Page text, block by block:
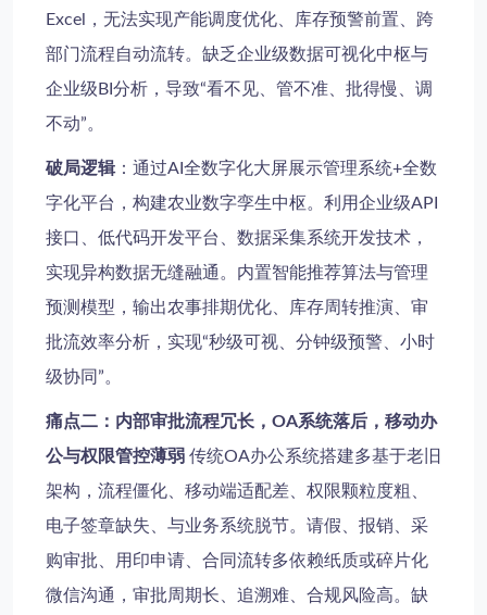
Excel，无法实现产能调度优化、库存预警前置、跨
部门流程自动流转。缺乏企业级数据可视化中枢与
企业级BI分析，导致“看不见、管不准、批得慢、调
不动”。
破局逻辑：通过AI全数字化大屏展示管理系统+全数
字化平台，构建农业数字孪生中枢。利用企业级API
接口、低代码开发平台、数据采集系统开发技术，
实现异构数据无缝融通。内置智能推荐算法与管理
预测模型，输出农事排期优化、库存周转推演、审
批流效率分析，实现“秒级可视、分钟级预警、小时
级协同”。
痛点二：内部审批流程冗长，OA系统落后，移动办
公与权限管控薄弱 传统OA办公系统搭建多基于老旧
架构，流程僵化、移动端适配差、权限颗粒度粗、
电子签章缺失、与业务系统脱节。请假、报销、采
购审批、用印申请、合同流转多依赖纸质或碎片化
微信沟通，审批周期长、追溯难、合规风险高。缺